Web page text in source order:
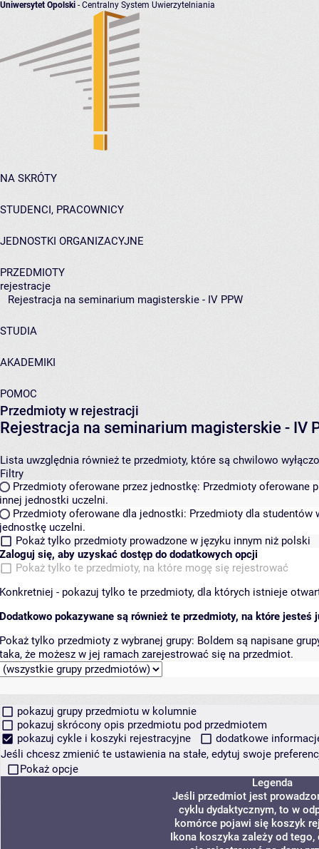
Uniwersytet Opolski - Centralny System Uwierzytelniania
NA SKRÓTY
STUDENCI, PRACOWNICY
JEDNOSTKI ORGANIZACYJNE
PRZEDMIOTY
rejestracje
Rejestracja na seminarium magisterskie - IV PPW
STUDIA
AKADEMIKI
POMOC
Przedmioty w rejestracji
Rejestracja na seminarium magisterskie - IV
Lista uwzględnia również te przedmioty, które są chwilowo
Filtry
Przedmioty oferowane przez jednostkę: Przedmioty oferowane
innej jednostki uczelni.
Przedmioty oferowane dla jednostki: Przedmioty dla studentów
jednostkę uczelni.
Pokaż tylko przedmioty prowadzone w języku innym niż polski
Zaloguj się, aby uzyskać dostęp do dodatkowych opcji
Pokaż tylko te przedmioty, na które mogę się rejestrować
Konkretniej - pokazuj tylko te przedmioty, dla których istnieje
Dodatkowo pokazywane są również te przedmioty, na które jesteś
Pokaż tylko przedmioty z wybranej grupy: Boldem są napisane
taka, że możesz w jej ramach zarejestrować się na przedmiot.
pokazuj grupy przedmiotu w kolumnie
pokazuj skrócony opis przedmiotu pod przedmiotem
pokazuj cykle i koszyki rejestracyjne
dodatkowe
Jeśli chcesz zmienić te ustawienia na stałe, edytuj swoje
Pokaż opcje
Legenda
Jeśli przedmiot jest
cyklu dydaktycznym, to w
komórce pojawi się koszyk
Ikona koszyka zależy od tego,